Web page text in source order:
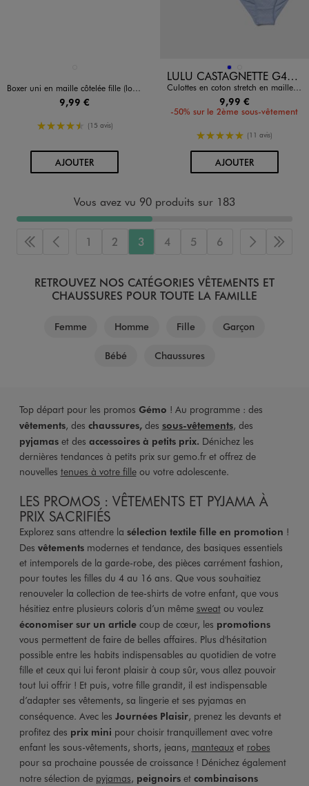
Boxer uni en maille côtelée fille (lot de 2)
9,99 €
4.5/5 de moyenne
(15 avis)
AJOUTERAU PANIER
Disponible en 2 coloris
BLEU LULU CASTAGNETTE G4G D
Culottes en coton stretch en maille fantaisie (lot de 3) - LuluCastagnette
9,99 €
-50% sur le 2ème sous-vêtement
5/5 de moyenne
(11 avis)
AJOUTERAU PANIER
Vous avez vu 90 produits sur 183
Première page
Page précédente
1 2 3 4 5 6 Page
RETROUVEZ NOS CATÉGORIES VÊTEMENTS ET
CHAUSSURES POUR TOUTE LA FAMILLE
Femme Homme Fille Garçon
Bébé Chaussures
Top départ pour les promos Gémo ! Au programme : des
vêtements, des chaussures,des sous-vêtements, des
pyjamaset des accessoires à petits prix. Dénichez les
dernières tendances à petits prix sur gemo.fr et offrez de
nouvelles tenues à votre filleou votre adolescente.
LES PROMOS : VÊTEMENTS ET PYJAMA À
PRIX SACRIFIÉS
Explorez sans attendre la sélection textile fille en promotion !
Des vêtementsmodernes et tendance, des basiques essentiels
et intemporels de la garde-robe, des pièces carrément fashion,
pour toutes les filles du 4 au 16 ans. Que vous souhaitiez
renouveler la collection de tee-shirts de votre enfant, que vous
hésitiez entre plusieurs coloris d’un même sweatou voulez
économiser sur un articlecoup de cœur, les promotions
vous permettent de faire de belles affaires. Plus d'hésitation
possible entre les habits indispensables au quotidien de votre
fille et ceux qui lui feront plaisir à coup sûr, vous allez pouvoir
tout lui offrir ! Et puis, votre fille grandit, il est indispensable
d’adapter ses vêtements, sa lingerie et ses pyjamas en
conséquence. Avec les Journées Plaisir, prenez les devants et
profitez des prix mini pour choisir tranquillement avec votre
enfant les sous-vêtements, shorts, jeans, manteauxet robes
pour sa prochaine poussée de croissance ! Dénichez également
notre sélection de pyjamas, peignoirset combinaisons